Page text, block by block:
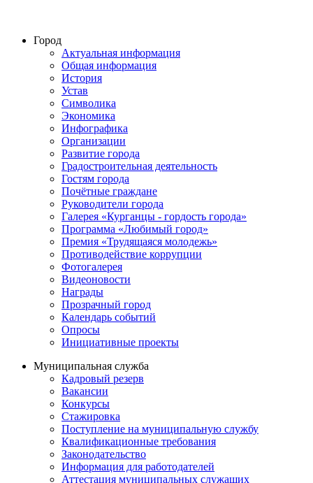
Город
Актуальная информация
Общая информация
История
Устав
Символика
Экономика
Инфографика
Организации
Развитие города
Градостроительная деятельность
Гостям города
Почётные граждане
Руководители города
Галерея «Курганцы - гордость города»
Программа «Любимый город»
Премия «Трудящаяся молодежь»
Противодействие коррупции
Фотогалерея
Видеоновости
Награды
Прозрачный город
Календарь событий
Опросы
Инициативные проекты
Муниципальная служба
Кадровый резерв
Вакансии
Конкурсы
Стажировка
Поступление на муниципальную службу
Квалификационные требования
Законодательство
Информация для работодателей
Аттестация муниципальных служащих